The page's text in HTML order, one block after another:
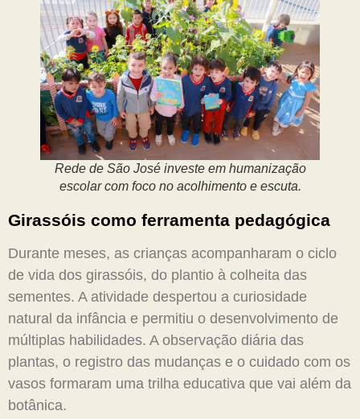
Rede de São José investe em humanização
escolar com foco no acolhimento e escuta.
Girassóis como ferramenta pedagógica
Durante meses, as crianças acompanharam o ciclo
de vida dos girassóis, do plantio à colheita das
sementes. A atividade despertou a curiosidade
natural da infância e permitiu o desenvolvimento de
múltiplas habilidades. A observação diária das
plantas, o registro das mudanças e o cuidado com os
vasos formaram uma trilha educativa que vai além da
botânica.